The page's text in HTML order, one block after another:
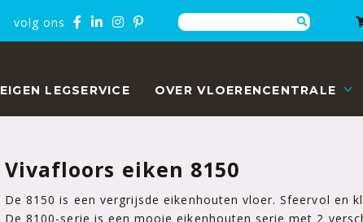
volg ons Zoeken
EIGEN LEGSERVICE OVER VLOERENCENTRALE
Vivafloors eiken 8150
De 8150 is een vergrijsde eikenhouten vloer. Sfeervol en
De 8100-serie is een mooie eikenhouten serie met 2